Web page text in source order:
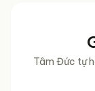
Tâm Đức tự